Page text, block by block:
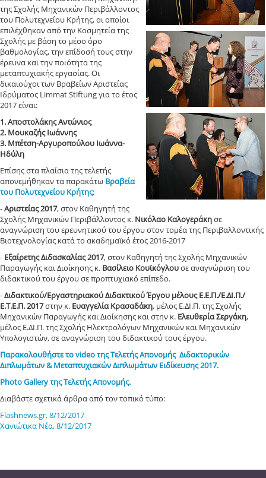
της Σχολής Μηχανικών Περιβάλλοντος
του Πολυτεχνείου Κρήτης, οι οποίοι
επιλέχθηκαν από την Κοσμητεία της
Σχολής με βάση το μέσο όρο
βαθμολογίας, την επίδοσή τους στην
έρευνα και την ποιότητα της
μεταπτυχιακής εργασίας. Οι
δικαιούχοι των Βραβείων Αριστείας
Ιδρύματος Limmat Stiftung για το έτος
2017 είναι:
1. Αποστολάκης Αντώνιος
2. Μουκαζής Ιωάννης
3. Μπέτση-Αργυροπούλου Ιωάννα-
Ηδύλη
Επίσης στα πλαίσια της τελετής
απονεμήθηκαν τα παρακάτω Βραβεία
του Πολυτεχνείου Κρήτης:
-Αριστείας 2017, στον Καθηγητή της
Σχολής Μηχανικών Περιβάλλοντος κ. Νικόλαο Καλογεράκησε
αναγνώριση του ερευνητικού του έργου στον τομέα της Περιβαλλοντικής
Βιοτεχνολογίας κατά το ακαδημαϊκό έτος 2016-2017
- Εξαίρετης Διδασκαλίας 2017, στον Καθηγητή της Σχολής Μηχανικών
Παραγωγής και Διοίκησης κ. Βασίλειο Κουϊκόγλουσε αναγνώριση του
διδακτικού του έργου σε προπτυχιακό επίπεδο.
-Διδακτικού/Εργαστηριακού Διδακτικού Έργου μέλους Ε.Ε.Π./Ε.ΔΙ.Π./
Ε.Τ.Ε.Π. 2017στην κ. Ευαγγελία Κρασαδάκη, μέλος Ε.ΔΙ.Π. της Σχολής
Μηχανικών Παραγωγής και Διοίκησης και στην κ. Ελευθερία Σεργάκη,
μέλος Ε.ΔΙ.Π. της Σχολής Ηλεκτρολόγων Μηχανικών και Μηχανικών
Υπολογιστών, σε αναγνώριση του διδακτικού τους έργου.
Παρακολουθήστε το video της Tελετής Απονομής Διδακτορικών
Διπλωμάτων & Mεταπτυχιακών Διπλωμάτων Ειδίκευσης 2017.
Photo Gallery της Τελετής Απονομής.
Διαβάστε σχετικά άρθρα από τον τοπικό τύπο:
Flashnews.gr, 8/12/2017
Χανιώτικα Νέα, 8/12/2017